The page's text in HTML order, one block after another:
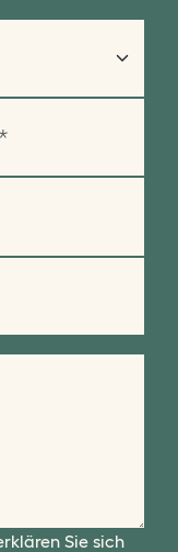
Sie sich